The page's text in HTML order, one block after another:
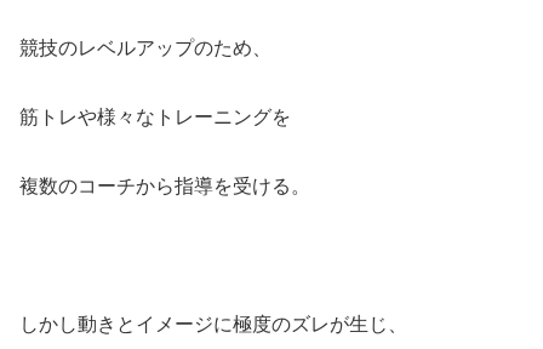
競技のレベルアップのため、
筋トレや様々なトレーニングを
複数のコーチから指導を受ける。
しかし動きとイメージに極度のズレが生じ、